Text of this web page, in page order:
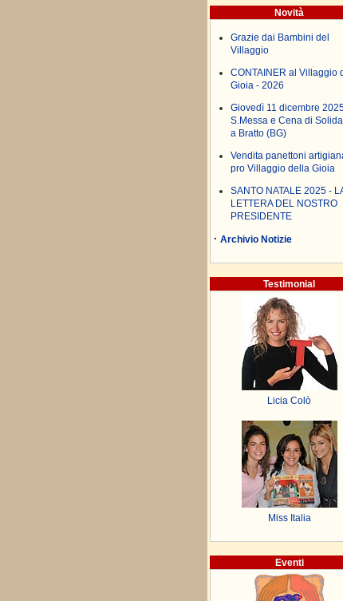
Novità
Grazie dai Bambini del
Villaggio
CONTAINER al Villaggio
Gioia - 2026
Giovedì 11 dicembre
S.Messa e Cena di
a Bratto (BG)
Vendita panettoni
pro Villaggio della Gioia
SANTO NATALE 2025 -
LETTERA DEL NOSTRO
PRESIDENTE
· Archivio Notizie
Testimonial
Licia Colò
Miss Italia
Eventi